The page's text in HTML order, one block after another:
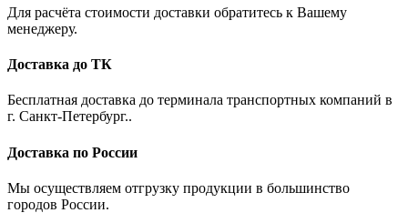
Для расчёта стоимости доставки обратитесь к Вашему
менеджеру.
Доставка до ТК
Бесплатная доставка до терминала транспортных компаний в
г. Санкт-Петербург..
Доставка по России
Мы осуществляем отгрузку продукции в большинство
городов России.